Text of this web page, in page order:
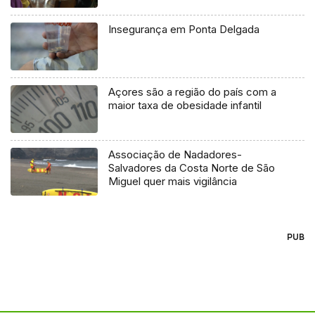
Insegurança em Ponta Delgada
Açores são a região do país com a
maior taxa de obesidade infantil
Associação de Nadadores-
Salvadores da Costa Norte de São
Miguel quer mais vigilância
PUB